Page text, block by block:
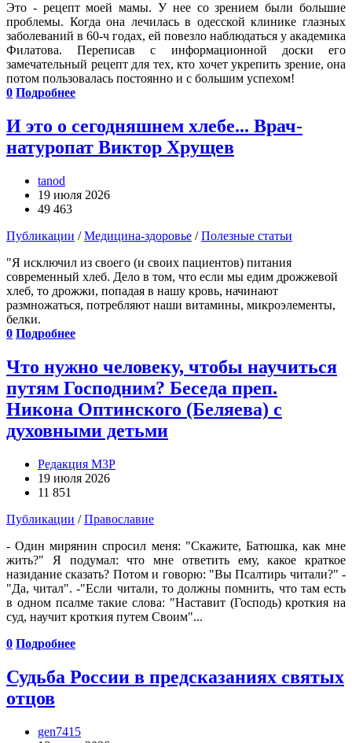
Это - рецепт моей мамы. У нее со зрением были большие
проблемы. Когда она лечилась в одесской клинике глазных
заболеваний в 60-ч годах, ей повезло наблюдаться у академика
Филатова. Переписав с информационной доски его
замечательный рецепт для тех, кто хочет укрепить зрение, она
потом пользовалась постоянно и с большим успехом!
0 Подробнее
И это о сегодняшнем хлебе... Врач-
натуропат Виктор Хрущев
tanod
19 июля 2026
49 463
Публикации /Медицина-здоровье /Полезные статьи
"Я исключил из своего (и своих пациентов) питания
современный хлеб. Дело в том, что если мы едим дрожжевой
хлеб, то дрожжи, попадая в нашу кровь, начинают
размножаться, потребляют наши витамины, микроэлементы,
белки.
0 Подробнее
Что нужно человеку, чтобы научиться
путям Господним? Беседа преп.
Никона Оптинского (Беляева) с
духовными детьми
Редакция М3Р
19 июля 2026
11 851
Публикации /Православие
- Один мирянин спросил меня: "Скажите, Батюшка, как мне
жить?" Я подумал: что мне ответить ему, какое краткое
назидание сказать? Потом и говорю: "Вы Псалтирь читали?" -
"Да, читал". -"Если читали, то должны помнить, что там есть
в одном псалме такие слова: "Наставит (Господь) кроткия на
суд, научит кроткия путем Своим"...
0 Подробнее
Судьба России в предсказаниях святых
отцов
gen7415